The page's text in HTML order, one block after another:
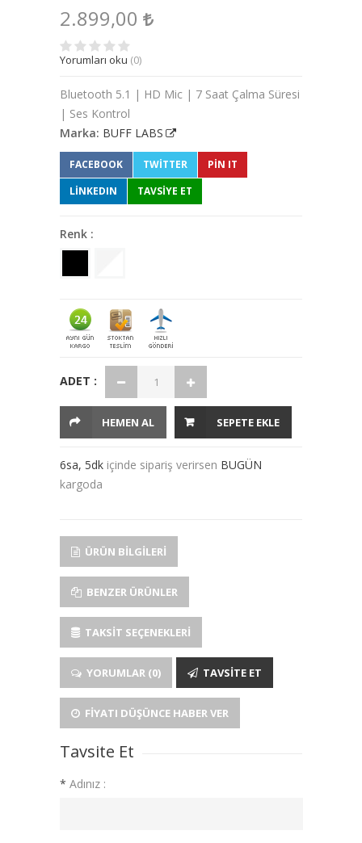
2.899,00
Yorumları oku (0)
Bluetooth 5.1 | HD Mic | 7 Saat Çalma Süresi
| Ses Kontrol
Marka: BUFF LABS
FACEBOOK TWITTER
PIN IT
LINKEDIN
TAVSİYE ET
Renk :
ADET :
HEMEN AL SEPETE EKLE
6sa, 5dk içinde sipariş verirsen BUGÜN
kargoda
ÜRÜN BILGILERI
BENZER ÜRÜNLER
TAKSIT SEÇENEKLERI
YORUMLAR (0) TAVSITE ET
FIYATI DÜŞÜNCE HABER VER
Tavsite Et
* Adınız :